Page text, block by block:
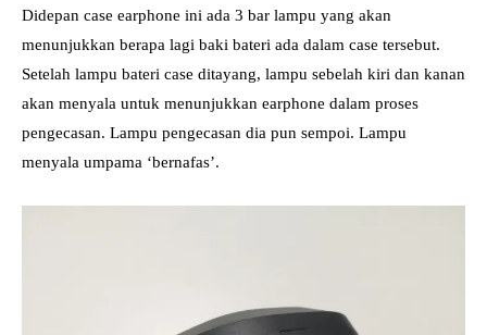
Didepan case earphone ini ada 3 bar lampu yang akan
menunjukkan berapa lagi baki bateri ada dalam case tersebut.
Setelah lampu bateri case ditayang, lampu sebelah kiri dan kanan
akan menyala untuk menunjukkan earphone dalam proses
pengecasan. Lampu pengecasan dia pun sempoi. Lampu
menyala umpama ‘bernafas’.